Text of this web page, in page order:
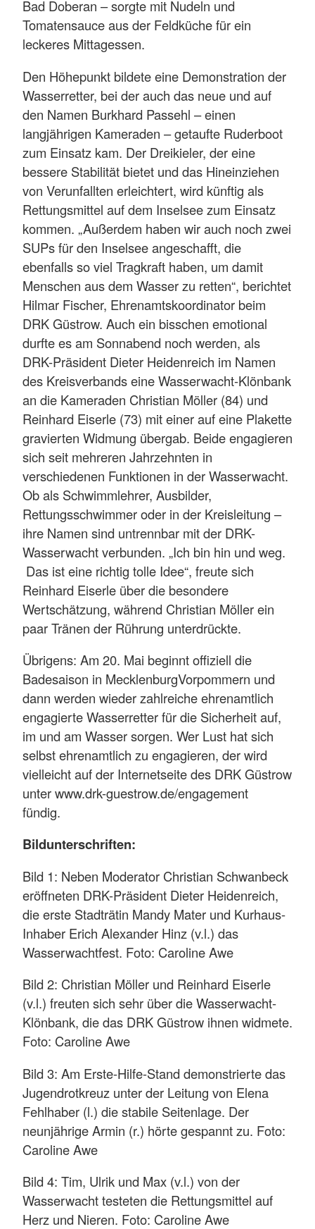
Bad Doberan – sorgte mit Nudeln und
Tomatensauce aus der Feldküche für ein
leckeres Mittagessen.
Den Höhepunkt bildete eine Demonstration der
Wasserretter, bei der auch das neue und auf
den Namen Burkhard Passehl – einen
langjährigen Kameraden – getaufte Ruderboot
zum Einsatz kam. Der Dreikieler, der eine
bessere Stabilität bietet und das Hineinziehen
von Verunfallten erleichtert, wird künftig als
Rettungsmittel auf dem Inselsee zum Einsatz
kommen. „Außerdem haben wir auch noch zwei
SUPs für den Inselsee angeschafft, die
ebenfalls so viel Tragkraft haben, um damit
Menschen aus dem Wasser zu retten“, berichtet
Hilmar Fischer, Ehrenamtskoordinator beim
DRK Güstrow. Auch ein bisschen emotional
durfte es am Sonnabend noch werden, als
DRK-Präsident Dieter Heidenreich im Namen
des Kreisverbands eine Wasserwacht-Klönbank
an die Kameraden Christian Möller (84) und
Reinhard Eiserle (73) mit einer auf eine Plakette
gravierten Widmung übergab. Beide engagieren
sich seit mehreren Jahrzehnten in
verschiedenen Funktionen in der Wasserwacht.
Ob als Schwimmlehrer, Ausbilder,
Rettungsschwimmer oder in der Kreisleitung –
ihre Namen sind untrennbar mit der DRK-
Wasserwacht verbunden. „Ich bin hin und weg.
Das ist eine richtig tolle Idee“, freute sich
Reinhard Eiserle über die besondere
Wertschätzung, während Christian Möller ein
paar Tränen der Rührung unterdrückte.
Übrigens: Am 20. Mai beginnt offiziell die
Badesaison in MecklenburgVorpommern und
dann werden wieder zahlreiche ehrenamtlich
engagierte Wasserretter für die Sicherheit auf,
im und am Wasser sorgen. Wer Lust hat sich
selbst ehrenamtlich zu engagieren, der wird
vielleicht auf der Internetseite des DRK Güstrow
unter www.drk-guestrow.de/engagement
fündig.
Bildunterschriften:
Bild 1: Neben Moderator Christian Schwanbeck
eröffneten DRK-Präsident Dieter Heidenreich,
die erste Stadträtin Mandy Mater und Kurhaus-
Inhaber Erich Alexander Hinz (v.l.) das
Wasserwachtfest. Foto: Caroline Awe
Bild 2: Christian Möller und Reinhard Eiserle
(v.l.) freuten sich sehr über die Wasserwacht-
Klönbank, die das DRK Güstrow ihnen widmete.
Foto: Caroline Awe
Bild 3: Am Erste-Hilfe-Stand demonstrierte das
Jugendrotkreuz unter der Leitung von Elena
Fehlhaber (l.) die stabile Seitenlage. Der
neunjährige Armin (r.) hörte gespannt zu. Foto:
Caroline Awe
Bild 4: Tim, Ulrik und Max (v.l.) von der
Wasserwacht testeten die Rettungsmittel auf
Herz und Nieren. Foto: Caroline Awe